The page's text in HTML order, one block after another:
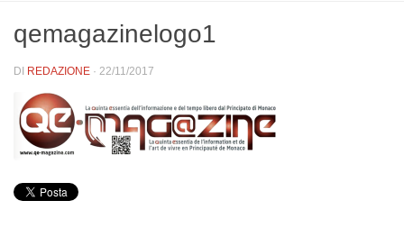
qemagazinelogo1
DI REDAZIONE · 22/11/2017